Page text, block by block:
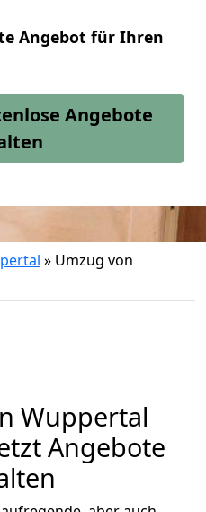
Angebot für Ihren
Angebote
» Umzug von
Wuppertal
Angebote